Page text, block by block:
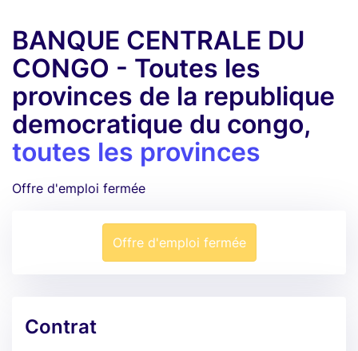
BANQUE CENTRALE DU
CONGO - Toutes les
provinces de la republique
democratique du congo,
toutes les provinces
Offre d'emploi fermée
Offre d'emploi fermée
Contrat